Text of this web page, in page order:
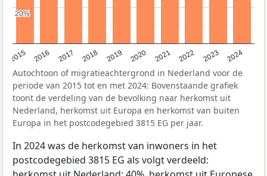
2015 2016 2017 2018 2019 2020 2021 2022 2023 2024
20%
20%
Autochtoon of migratieachtergrond in Nederland voor de
periode van 2015 tot en met 2024: Bovenstaande grafiek
toont de verdeling van de bevolking naar herkomst uit
Nederland, herkomst uit Europa en herkomst van buiten
Europa in het postcodegebied 3815 EG per jaar.
In 2024 was de herkomst van inwoners in het
postcodegebied 3815 EG als volgt verdeeld: